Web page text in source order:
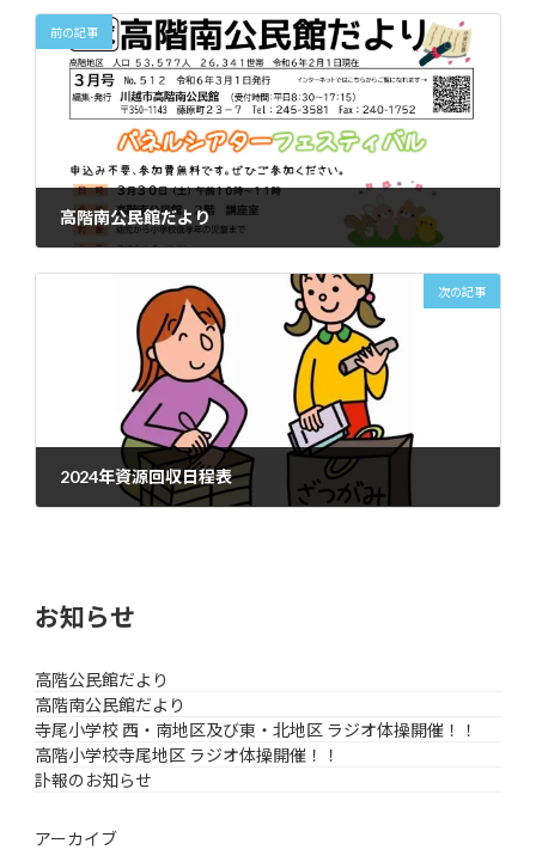
前の記事
高階南公民館だより
次の記事
2024年資源回収日程表
お知らせ
高階公民館だより
高階南公民館だより
寺尾小学校 西・南地区及び東・北地区 ラジオ体操開催！！
高階小学校寺尾地区 ラジオ体操開催！！
訃報のお知らせ
アーカイブ